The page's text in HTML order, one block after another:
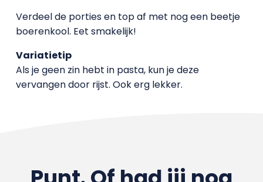
Verdeel de porties en top af met nog een beetje
boerenkool. Eet smakelijk!
Variatietip
Als je geen zin hebt in pasta, kun je deze
vervangen door rijst. Ook erg lekker.